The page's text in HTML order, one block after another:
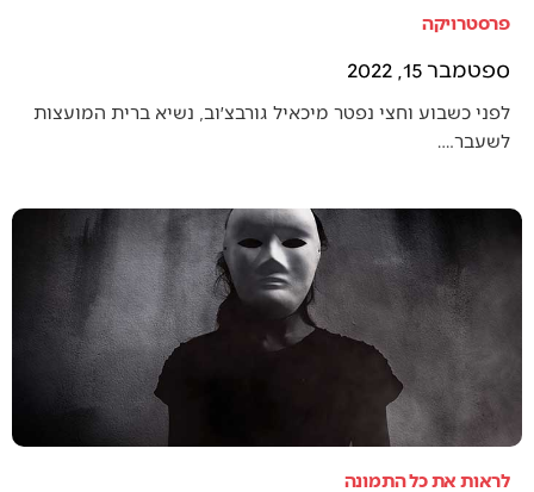
פרסטרויקה
ספטמבר 15, 2022
לפני כשבוע וחצי נפטר מיכאיל גורבצ׳וב, נשיא ברית המועצות
לשעבר.…
לראות את כל התמונה